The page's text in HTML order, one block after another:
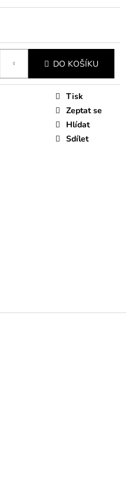
DO KOŠÍKU
Tisk
Zeptat se
Hlídat
Sdílet